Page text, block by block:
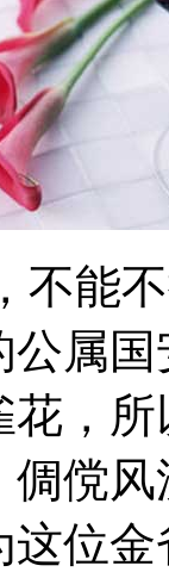
不能
公属
，
傥
这位